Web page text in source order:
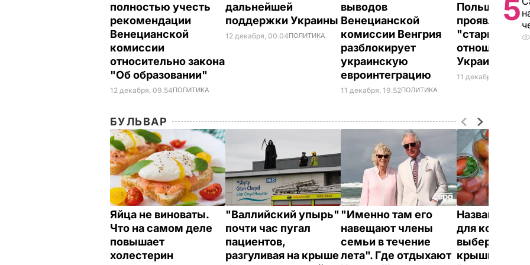
полностью учесть
рекомендации
Венецианской
комиссии
относительно закона
"Об образовании"
12 декабря, 09.54ПОЛИТИКА
дальнейшей
поддержки Украины
12 декабря, 00.04ПОЛИТИКА
выводов
Венецианской
комиссии Венгрия
разблокирует
украинскую
евроинтеграцию
11 декабря, 19.52ПОЛИТИКА
Польши –
проявление
отношения к
Украине
11 декабря, 17.45
БУЛЬВАР
Яйца не виноваты.
Что на самом деле
повышает
холестерин
"Валлийский упырь"
почти час пугал
пациентов,
разгуливая на крыше
"Именно там его
навещают члены
семьи в течение
лета". Где отдыхают
Названа
для
выберите ее –
крышки на
5